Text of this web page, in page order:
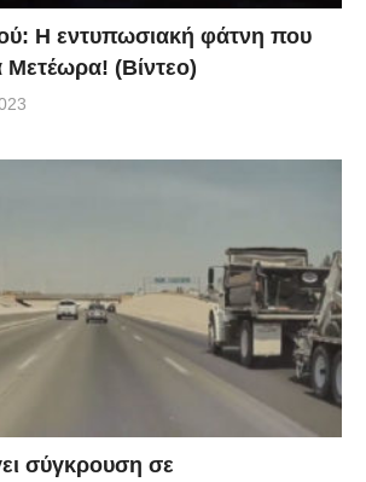
Η εντυπωσιακή φάτνη που
Μετέωρα! (Βίντεο)
σύγκρουση σε